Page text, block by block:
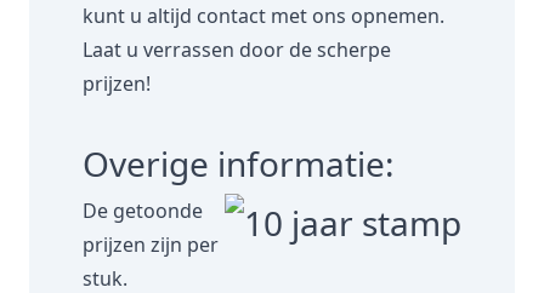
kunt u altijd contact met ons opnemen.
Laat u verrassen door de scherpe
prijzen!
Overige informatie:
De getoonde
prijzen zijn per
stuk.